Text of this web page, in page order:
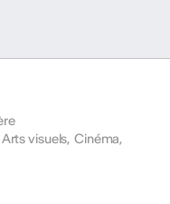
Arts visuels, Cinéma,